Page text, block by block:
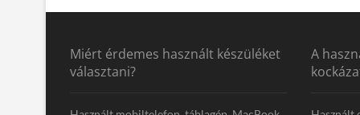
o
t
:
Miért érdemes használt készüléket
választani?
A